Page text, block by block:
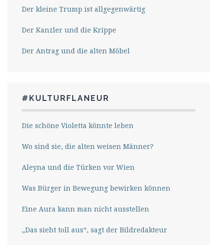
Der kleine Trump ist allgegenwärtig
Der Kanzler und die Krippe
Der Antrag und die alten Möbel
#KULTURFLANEUR
Die schöne Violetta könnte leben
Wo sind sie, die alten weisen Männer?
Aleyna und die Türken vor Wien
Was Bürger in Bewegung bewirken können
Eine Aura kann man nicht ausstellen
„Das sieht toll aus“, sagt der Bildredakteur